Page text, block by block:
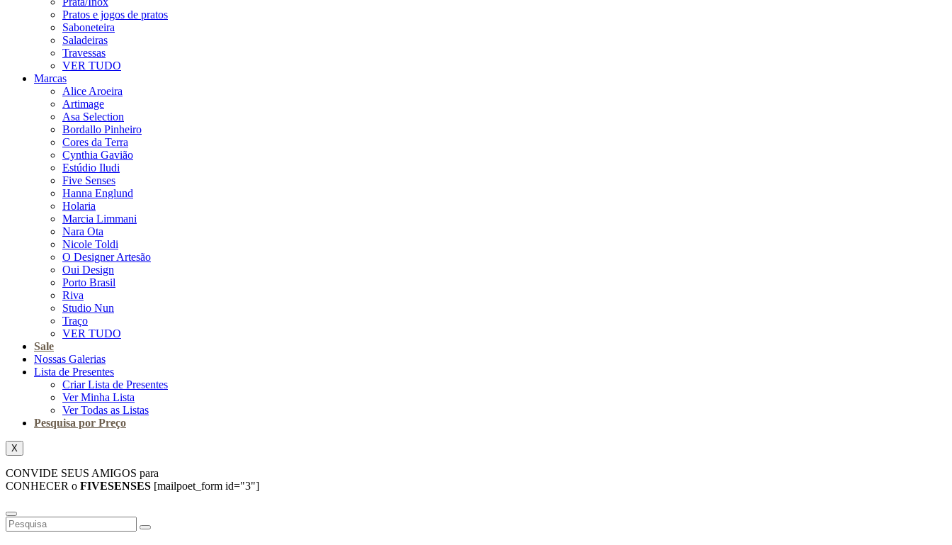
Pratos e jogos de pratos
Saboneteira
Saladeiras
Travessas
VER TUDO
Marcas
Alice Aroeira
Artimage
Asa Selection
Bordallo Pinheiro
Cores da Terra
Cynthia Gavião
Estúdio Iludi
Five Senses
Hanna Englund
Holaria
Marcia Limmani
Nara Ota
Nicole Toldi
O Designer Artesão
Oui Design
Porto Brasil
Riva
Studio Nun
Traço
VER TUDO
Sale
Nossas Galerias
Lista de Presentes
Criar Lista de Presentes
Ver Minha Lista
Ver Todas as Listas
Pesquisa por Preço
X
CONVIDE SEUS AMIGOS para
CONHECER o FIVESENSES [mailpoet_form id="3"]